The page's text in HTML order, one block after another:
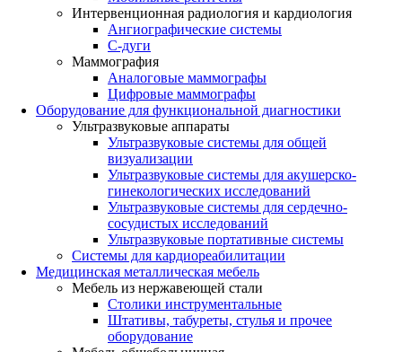
Интервенционная радиология и кардиология
Ангиографические системы
C-дуги
Маммография
Аналоговые маммографы
Цифровые маммографы
Оборудование для функциональной диагностики
Ультразвуковые аппараты
Ультразвуковые системы для общей
визуализации
Ультразвуковые системы для акушерско-
гинекологических исследований
Ультразвуковые системы для cердечно-
сосудистых исследований
Ультразвуковые портативные системы
Системы для кардиореабилитации
Медицинская металлическая мебель
Мебель из нержавеющей стали
Столики инструментальные
Штативы, табуреты, стулья и прочее
оборудование